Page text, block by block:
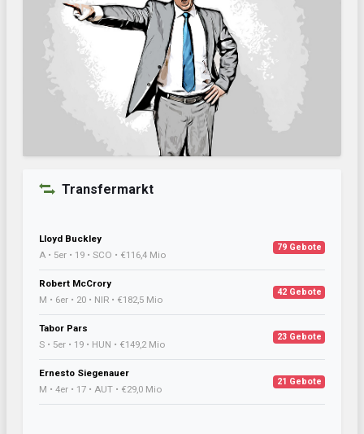
Transfermarkt
Lloyd Buckley
A • 5er • 19 • SCO • €116,4 Mio
79 Gebote
Robert McCrory
M • 6er • 20 • NIR • €182,5 Mio
42 Gebote
Tabor Pars
S • 5er • 19 • HUN • €149,2 Mio
23 Gebote
Ernesto Siegenauer
M • 4er • 17 • AUT • €29,0 Mio
21 Gebote